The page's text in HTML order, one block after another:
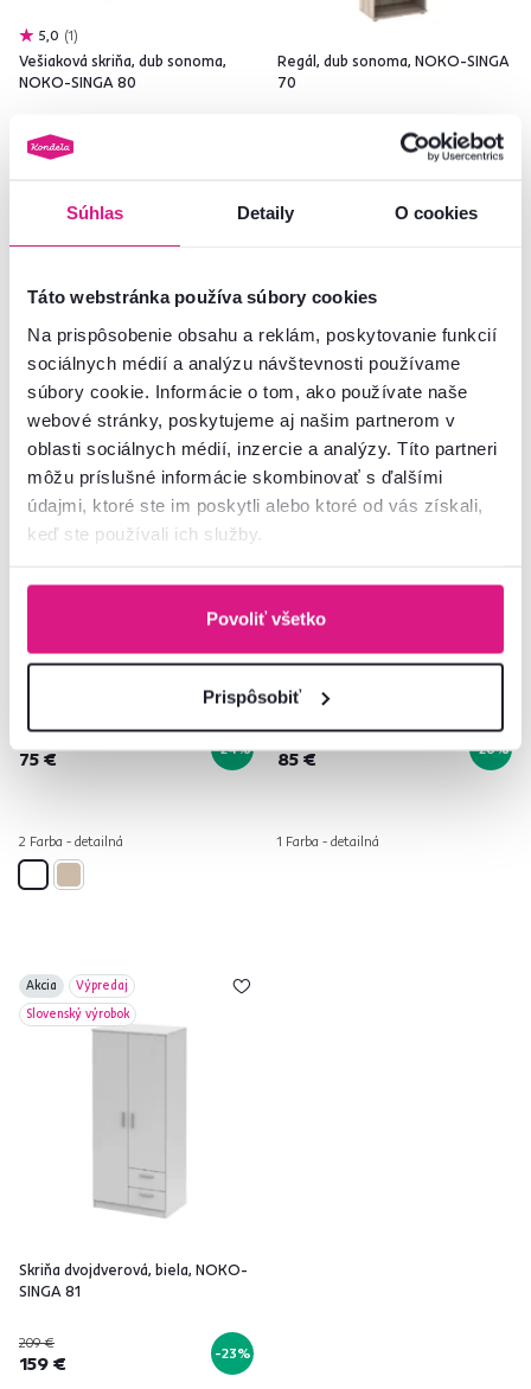
Súhlas Detaily O cookies
Táto webstránka používa súbory cookies
Na prispôsobenie obsahu a reklám, poskytovanie funkcií
sociálnych médií a analýzu návštevnosti používame
súbory cookie. Informácie o tom, ako používate naše
webové stránky, poskytujeme aj našim partnerom v
oblasti sociálnych médií, inzercie a analýzy. Títo partneri
môžu príslušné informácie skombinovať s ďalšími
údajmi, ktoré ste im poskytli alebo ktoré od vás získali,
keď ste používali ich služby.
Povoliť všetko
Prispôsobiť
5,0 1
Vešiaková skriňa, dub sonoma,
NOKO-SINGA 80
175 €
129 €
Regál, dub sonoma, NOKO-SINGA
70
-24%
Regál, biela, NOKO-SINGA 70
99 €
75 € -24%
2 Farba - detailná
PC stôl, biela, NOKO-SINGA 21
115 €
85 € -26%
1 Farba - detailná
Akcia
Výpredaj
Slovenský výrobok
Skriňa dvojdverová, biela, NOKO-
SINGA 81
209 €
159 € -23%